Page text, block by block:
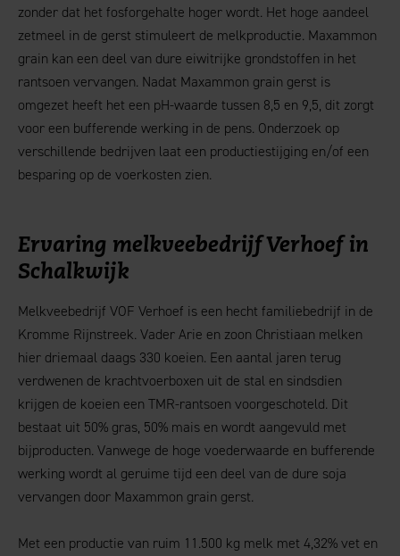
zonder dat het fosforgehalte hoger wordt. Het hoge aandeel
zetmeel in de gerst stimuleert de melkproductie. Maxammon
grain kan een deel van dure eiwitrijke grondstoffen in het
rantsoen vervangen. Nadat Maxammon grain gerst is
omgezet heeft het een pH-waarde tussen 8,5 en 9,5, dit zorgt
voor een bufferende werking in de pens. Onderzoek op
verschillende bedrijven laat een productiestijging en/of een
besparing op de voerkosten zien.
Ervaring melkveebedrijf Verhoef in
Schalkwijk
Melkveebedrijf VOF Verhoef is een hecht familiebedrijf in de
Kromme Rijnstreek. Vader Arie en zoon Christiaan melken
hier driemaal daags 330 koeien. Een aantal jaren terug
verdwenen de krachtvoerboxen uit de stal en sindsdien
krijgen de koeien een TMR-rantsoen voorgeschoteld. Dit
bestaat uit 50% gras, 50% mais en wordt aangevuld met
bijproducten. Vanwege de hoge voederwaarde en bufferende
werking wordt al geruime tijd een deel van de dure soja
vervangen door Maxammon grain gerst.
Met een productie van ruim 11.500 kg melk met 4,32% vet en